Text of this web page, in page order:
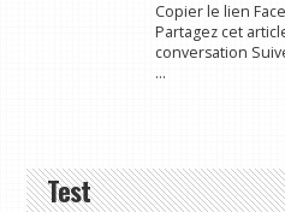
Copier le lien
Partagez cet
conversation
...
Test